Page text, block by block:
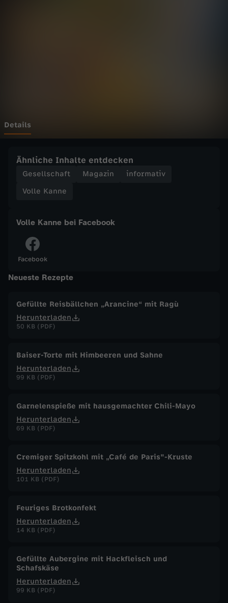
o
l
K
a
n
n
e
v
o
3
.
u
i
2
Details
Ähnliche Inhalte entdecken
Gesellschaft Magazin
informativ
Volle Kanne
Volle Kanne bei Facebook
Facebook
Neueste Rezepte
Gefüllte Reisbällchen „Arancine“ mit Ragù
Herunterladen
50 KB (PDF)
Baiser-Torte mit Himbeeren und Sahne
Herunterladen
99 KB (PDF)
Garnelenspieße mit hausgemachter Chili-Mayo
Herunterladen
69 KB (PDF)
Cremiger Spitzkohl mit „Café de Paris"-Kruste
Herunterladen
101 KB (PDF)
Feuriges Brotkonfekt
Herunterladen
14 KB (PDF)
Gefüllte Aubergine mit Hackfleisch und
Schafskäse
Herunterladen
99 KB (PDF)